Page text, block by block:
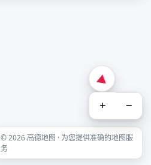
+ −
© 2026 高德地图 · 为您提供准确的地图服
务